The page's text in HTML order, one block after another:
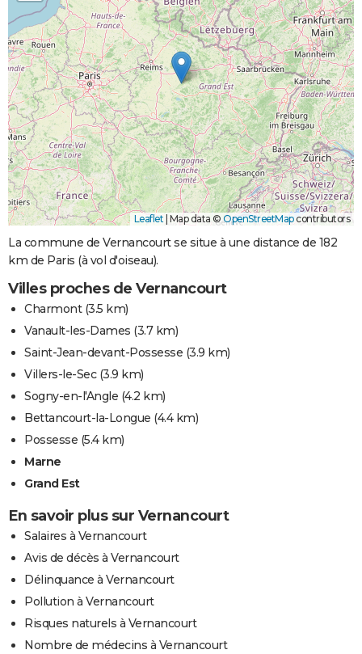
Leaflet Map data ©OpenStreetMapcontributors
La commune de Vernancourt se situe à une distance de 182
km de Paris (à vol d'oiseau).
Villes proches de Vernancourt
Charmont(3.5 km)
Vanault-les-Dames (3.7 km)
Saint-Jean-devant-Possesse (3.9 km)
Villers-le-Sec(3.9 km)
Sogny-en-l'Angle (4.2 km)
Bettancourt-la-Longue (4.4 km)
Possesse (5.4 km)
Marne
Grand Est
En savoir plus sur Vernancourt
Salaires à Vernancourt
Avis de décès à Vernancourt
Délinquance à Vernancourt
Pollution à Vernancourt
Risques naturels à Vernancourt
Nombre de médecins à Vernancourt